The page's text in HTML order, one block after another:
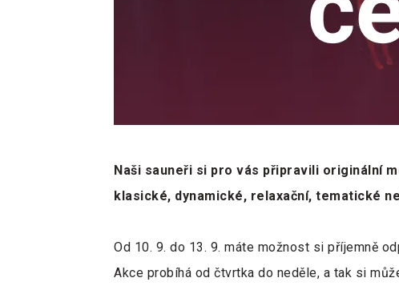
Naši sauneři si pro vás připravili originální
klasické, dynamické, relaxační, tematické
Od 10. 9. do 13. 9. máte možnost si příjemně
Akce probíhá od čtvrtka do neděle, a tak si